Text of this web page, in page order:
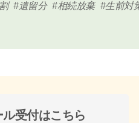
遺留分 相続放棄 生前対
ル受付はこちら